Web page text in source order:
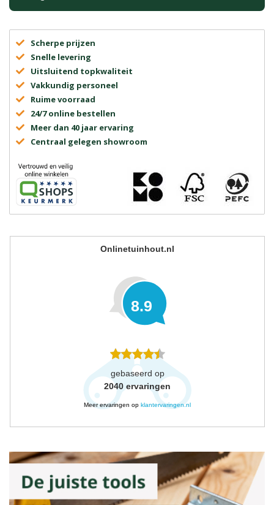
Scherpe prijzen
Snelle levering
Uitsluitend topkwaliteit
Vakkundig personeel
Ruime voorraad
24/7 online bestellen
Meer dan 40 jaar ervaring
Centraal gelegen showroom
Onlinetuinhout.nl
8.9
gebaseerd op
2040 ervaringen
Meer ervaringen op klantervaringen.nl